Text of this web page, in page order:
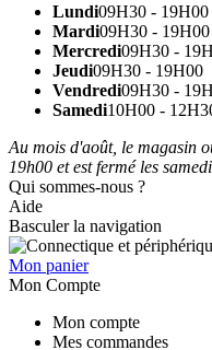
Lundi09H30 - 19H00
Mardi09H30 - 19H00
Mercredi09H30 -
Jeudi09H30 - 19H00
Vendredi09H30 -
Samedi10H00 -
Au mois d'août, le magasin
19h00 et est fermé les
Qui sommes-nous ?
Aide
Basculer la navigation
Mon panier
Mon Compte
Mon compte
Mes commandes